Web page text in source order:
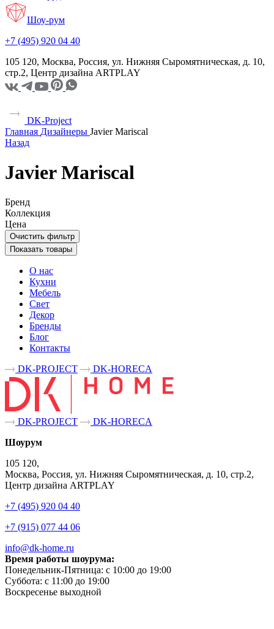
Шоу-рум
+7 (495) 920 04 40
105 120, Москва, Россия, ул. Нижняя Сыромятническая, д. 10,
стр.2, Центр дизайна ARTPLAY
DK-Project
Главная Дизайнеры Javier Mariscal
Назад
Javier Mariscal
Бренд
Коллекция
Цена
Очистить фильтр
Показать товары
О нас
Кухни
Мебель
Свет
Декор
Бренды
Блог
Контакты
DK-PROJECT
DK-HORECA
DK-PROJECT
DK-HORECA
Шоурум
105 120,
Москва, Россия, ул. Нижняя Сыромятническая, д. 10, стр.2,
Центр дизайна ARTPLAY
+7 (495) 920 04 40
+7 (915) 077 44 06
info@dk-home.ru
Время работы шоурума:
Понедельник-Пятница: c 10:00 до 19:00
Суббота: c 11:00 до 19:00
Воскресенье выходной